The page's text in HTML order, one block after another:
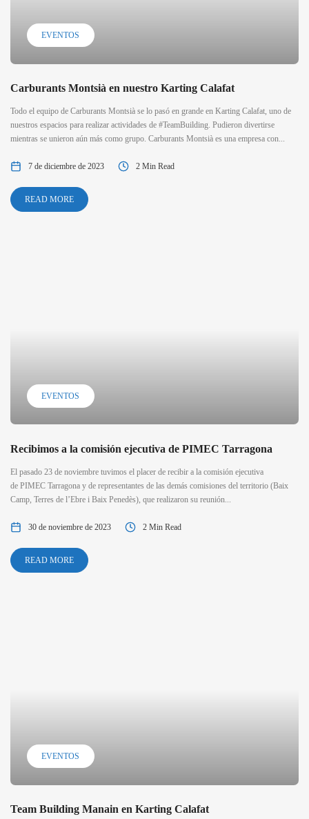
EVENTOS
Carburants Montsià en nuestro Karting Calafat
Todo el equipo de Carburants Montsià se lo pasó en grande en Karting Calafat, uno de
nuestros espacios para realizar actividades de #TeamBuilding. Pudieron divertirse
mientras se unieron aún más como grupo. Carburants Montsià es una empresa con...
7 de diciembre de 2023 2 Min Read
READ MORE
EVENTOS
Recibimos a la comisión ejecutiva de PIMEC Tarragona
El pasado 23 de noviembre tuvimos el placer de recibir a la comisión ejecutiva
de PIMEC Tarragona y de representantes de las demás comisiones del territorio (Baix
Camp, Terres de l’Ebre i Baix Penedès), que realizaron su reunión...
30 de noviembre de 2023 2 Min Read
READ MORE
EVENTOS
Team Building Manain en Karting Calafat